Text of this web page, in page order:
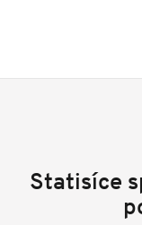
Statisíce